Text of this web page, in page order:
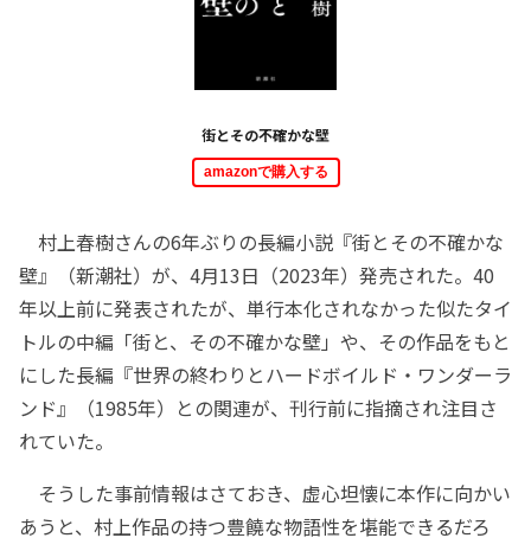
街とその不確かな壁
amazonで購入する
村上春樹さんの6年ぶりの長編小説『街とその不確かな
壁』（新潮社）が、4月13日（2023年）発売された。40
年以上前に発表されたが、単行本化されなかった似たタイ
トルの中編「街と、その不確かな壁」や、その作品をもと
にした長編『世界の終わりとハードボイルド・ワンダーラ
ンド』（1985年）との関連が、刊行前に指摘され注目さ
れていた。
そうした事前情報はさておき、虚心坦懐に本作に向かい
あうと、村上作品の持つ豊饒な物語性を堪能できるだろ